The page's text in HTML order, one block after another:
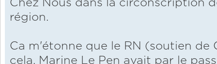
Chez Nous dans la circonscription
région.
Ca m'étonne que le RN (soutien de
cela. Marine Le Pen avait par le